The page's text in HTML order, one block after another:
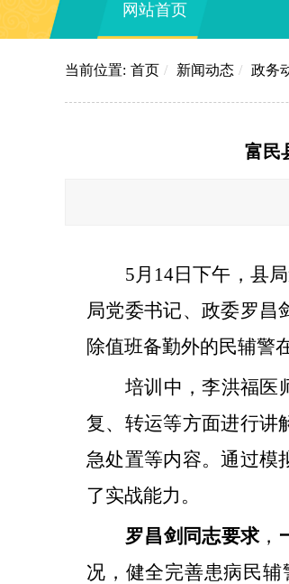
网站首页
当前位置: 首页 / 新闻动态 / 政务
富民
5月 14日下午，县
局党委书记、政委罗昌
除值班备勤外的民辅警
培训中，李洪福医
复、转运等方面进行讲
急处置等内容。通过模
了实战能力。
罗昌剑 同志要求，
况，健全完善患病民辅